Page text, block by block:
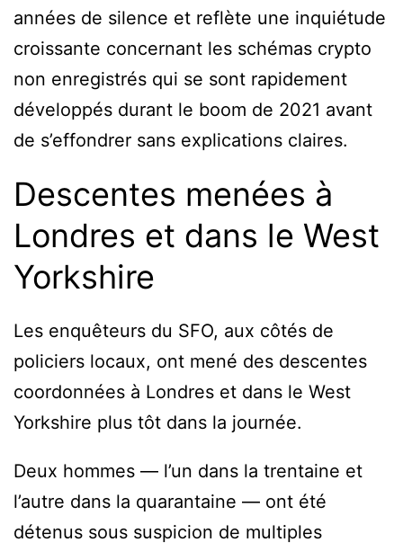
années de silence et reflète une inquiétude
croissante concernant les schémas crypto
non enregistrés qui se sont rapidement
développés durant le boom de 2021 avant
de s’effondrer sans explications claires.
Descentes menées à
Londres et dans le West
Yorkshire
Les enquêteurs du SFO, aux côtés de
policiers locaux, ont mené des descentes
coordonnées à Londres et dans le West
Yorkshire plus tôt dans la journée.
Deux hommes — l’un dans la trentaine et
l’autre dans la quarantaine — ont été
détenus sous suspicion de multiples